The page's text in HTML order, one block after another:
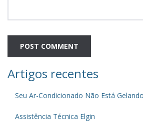
Artigos recentes
Seu Ar-Condicionado Não Está
Assistência Técnica Elgin